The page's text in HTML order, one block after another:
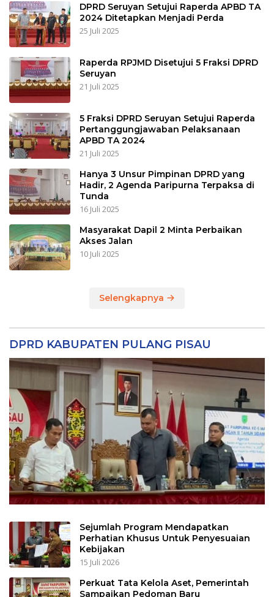
DPRD Seruyan Setujui Raperda APBD TA
2024 Ditetapkan Menjadi Perda
25 Juli 2025
Raperda RPJMD Disetujui 5 Fraksi DPRD
Seruyan
21 Juli 2025
5 Fraksi DPRD Seruyan Setujui Raperda
Pertanggungjawaban Pelaksanaan
APBD TA 2024
21 Juli 2025
Hanya 3 Unsur Pimpinan DPRD yang
Hadir, 2 Agenda Paripurna Terpaksa di
Tunda
16 Juli 2025
Masyarakat Dapil 2 Minta Perbaikan
Akses Jalan
10 Juli 2025
Selengkapnya
DPRD KABUPATEN PULANG PISAU
Sejumlah Program Mendapatkan
Perhatian Khusus Untuk Penyesuaian
Kebijakan
15 Juli 2026
Perkuat Tata Kelola Aset, Pemerintah
Sampaikan Pedoman Baru